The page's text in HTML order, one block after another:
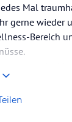
Mal
gerne wieder
Bereich